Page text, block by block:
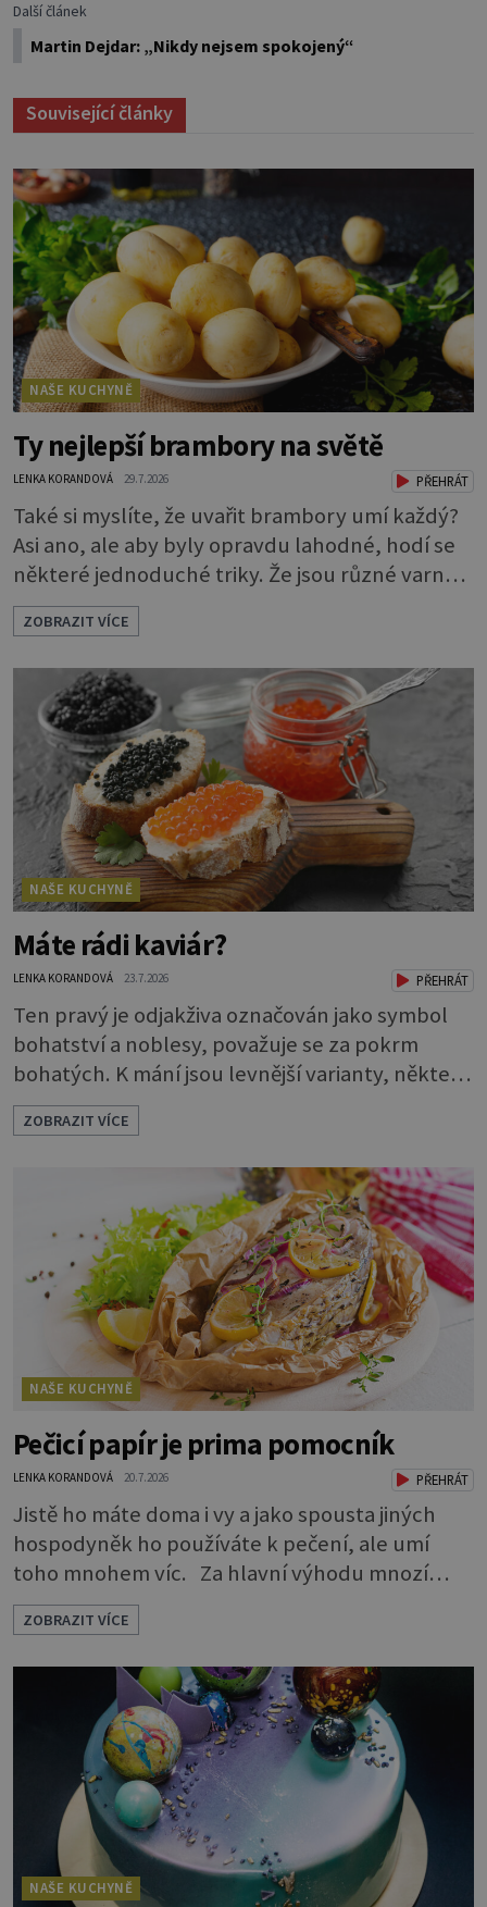
Další článek
Martin Dejdar: „Nikdy nejsem spokojený“
Související články
NAŠE KUCHYNĚ
Ty nejlepší brambory na světě
LENKA KORANDOVÁ 29.7.2026 PŘEHRÁT
Také si myslíte, že uvařit brambory umí každý?
Asi ano, ale aby byly opravdu lahodné, hodí se
některé jednoduché triky. Že jsou různé varné
typy od A, tedy na saláty, po D na kaši, určitě
víte, takže vyberete podle toho, co chcete
právě uvařit. Vařte správně Spousta lidí vaří
brambory tak, že nalijí do hrnce vodu, osolí ji,
přidají brambory nakrájené na kousky a dají
vařit. Brambor
ZOBRAZIT VÍCE
NAŠE KUCHYNĚ
Máte rádi kaviár?
LENKA KORANDOVÁ 23.7.2026 PŘEHRÁT
Ten pravý je odjakživa označován jako symbol
bohatství a noblesy, považuje se za pokrm
bohatých. K mání jsou levnější varianty, některé
jsou ale dobarvovány a obsahují aditiva. Kaviár
jsou jikry vybraných druhů ryb. Je to zdravá
lahůdka. Najdete v něm plnohodnotné
bílkoviny, zdravé tuky, vitaminy A, D, E i B a
minerální látky draslík, fosfor, hořčík a jód.
Černý nebo červený
ZOBRAZIT VÍCE
NAŠE KUCHYNĚ
Pečicí papír je prima pomocník
LENKA KORANDOVÁ 20.7.2026 PŘEHRÁT
Jistě ho máte doma i vy a jako spousta jiných
hospodyněk ho používáte k pečení, ale umí
toho mnohem víc. Za hlavní výhodu mnozí
považují to, že nemusí vymazávat plech, ať už
pečou moučníky nebo nějaký druh slaného
pečiva. Ale to zdaleka není všechno. Papír se dá
použít na vyložení jakékoliv nádoby, když
nechceme, aby se její obsah přichytil na stěnu a
připálil. Například když pečete v
ZOBRAZIT VÍCE
NAŠE KUCHYNĚ